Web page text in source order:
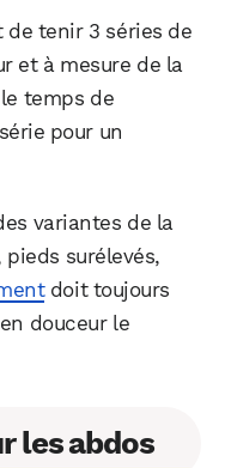
de tenir 3 séries de
et à mesure de la
temps de
pour un
variantes de la
surélevés,
doit toujours
douceur le
les abdos